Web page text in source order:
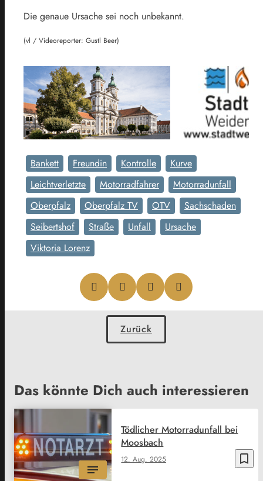
Die genaue Ursache sei noch unbekannt.
(vl / Videoreporter: Gustl Beer)
Bankett Freundin Kontrolle
Kurve
Leichtverletzte
Motorradfahrer
Motorradunfall
Oberpfalz
Oberpfalz TV OTV
Sachschaden
Seibertshof
Straße Unfall
Ursache
Viktoria Lorenz
Zurück
Das könnte Dich auch interessieren
bookmark_border
12. Aug. 2025
Tödlicher Motorradunfall bei
Moosbach